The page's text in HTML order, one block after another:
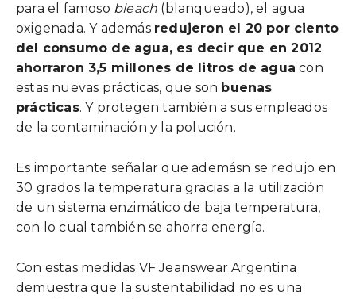
para el famoso bleach (blanqueado), el agua
oxigenada. Y además redujeron el 20 por ciento
del consumo de agua, es decir que en 2012
ahorraron 3,5 millones de litros de agua con
estas nuevas prácticas, que son buenas
prácticas. Y protegen también a sus empleados
de la contaminación y la polución.
Es importante señalar que ademásn se redujo en
30 grados la temperatura gracias a la utilización
de un sistema enzimático de baja temperatura,
con lo cual también se ahorra energía.
Con estas medidas VF Jeanswear Argentina
demuestra que la sustentabilidad no es una